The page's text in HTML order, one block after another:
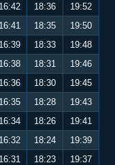
16:42 18:36
19:52
16:41 18:35
19:50
16:39 18:33
19:48
16:38 18:31
19:46
16:36 18:30
19:45
16:35 18:28
19:43
16:34 18:26
19:41
16:32 18:24
19:39
16:31 18:23
19:37